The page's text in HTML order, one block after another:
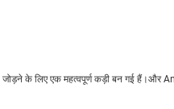
के लिए एक महत्वपूर्ण कड़ी बन गई हैं।और